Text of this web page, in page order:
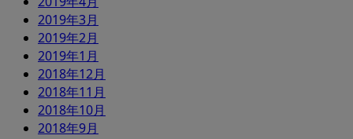
2019年3月
2019年2月
2019年1月
2018年12月
2018年11月
2018年10月
2018年9月